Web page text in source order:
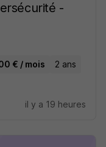
-
€ / mois 2 ans
il y a 19 heures